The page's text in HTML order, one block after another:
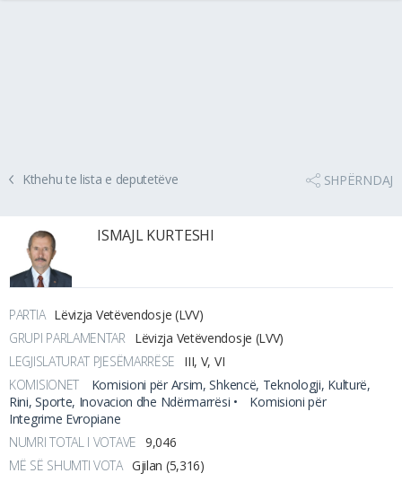
Kthehu te lista e deputetëve SHPËRNDAJ
ISMAJL KURTESHI
PARTIA Lëvizja Vetëvendosje (LVV)
GRUPI PARLAMENTAR
Lëvizja Vetëvendosje (LVV)
LEGJISLATURAT PJESËMARRËSE
III, V, VI
KOMISIONET
Komisioni për Arsim, Shkencë, Teknologji, Kulturë,
Rini, Sporte, Inovacion dhe Ndërmarrësi •
Komisioni për
Integrime Evropiane
NUMRI TOTAL I VOTAVE 9,046
MË SË SHUMTI VOTA Gjilan (5,316)